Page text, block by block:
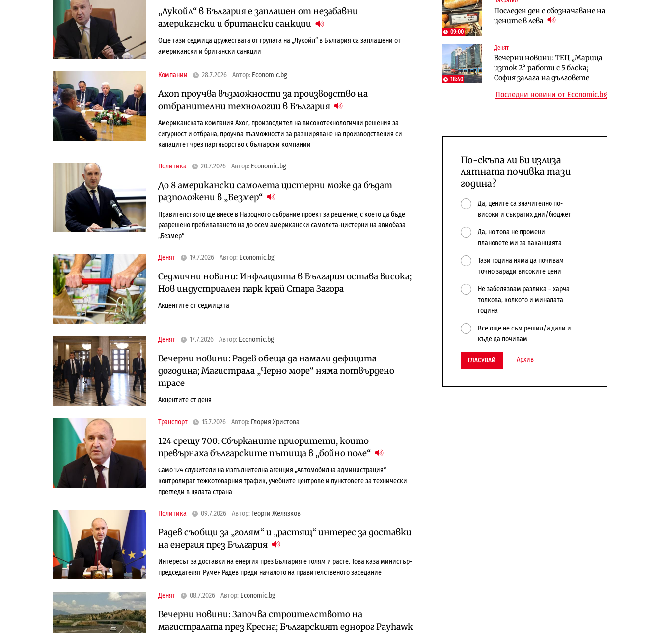
„Лукойл“ в България е заплашен от незабавни
американски и британски санкции
Още тази седмица дружествата от групата на „Лукойл“ в България са заплашени от
американски и британски санкции
Компании 28.7.2026 Автор: Economic.bg
Axon проучва възможности за производство на
отбранителни технологии в България
Американската компания Axon, производител на високотехнологични решения за
сигурност и отбрана, проучва възможности за разширяване на производствения си
капацитет чрез партньорство с български компании
Политика 20.7.2026 Автор: Economic.bg
До 8 американски самолета цистерни може да бъдат
разположени в „Безмер“
Правителството ще внесе в Народното събрание проект за решение, с което да бъде
разрешено пребиваването на до осем американски самолета-цистерни на авиобаза
„Безмер“
Денят 19.7.2026 Автор: Economic.bg
Седмични новини: Инфлацията в България остава висока;
Нов индустриален парк край Стара Загора
Акцентите от седмицата
Денят 17.7.2026 Автор: Economic.bg
Вечерни новини: Радев обеща да намали дефицита
догодина; Магистрала „Черно море“ няма потвърдено
трасе
Акцентите от деня
Транспорт 15.7.2026 Автор: Глория Христова
124 срещу 700: Сбърканите приоритети, които
превърнаха българските пътища в „бойно поле“
Само 124 служители на Изпълнителна агенция „Автомобилна администрация“
контролират тежкотоварния трафик, учебните центрове и пунктовете за технически
прегледи в цялата страна
Политика 09.7.2026 Автор: Георги Желязков
Радев съобщи за „голям“ и „растящ“ интерес за доставки
на енергия през България
Интересът за доставки на енергия през България е голям и расте. Това каза министър-
председателят Румен Радев преди началото на правителственото заседание
Денят 08.7.2026 Автор: Economic.bg
Вечерни новини: Започва строителството на
магистралата през Кресна; Българският еднорог Payhawk
09:00
Последен ден с обозначаване на
цените в лева
18:40
Денят
Вечерни новини: ТЕЦ „Марица
изток 2“ работи с 5 блока;
София залага на дълговете
Енергетика
АЕЦ „Козлодуй“ ще работи
Digi&AI
Трафикът толкова е намалял,
че големи медии обмислят да се
Енергетика
Държавният ТЕЦ „Марица
Компании
„Ендуросат“ ще строи огромен
космически и отбранителен
Последни новини от Economic.bg
По-скъпа ли ви излиза
лятната почивка тази
година?
Да, цените са значително по-
високи и съкратих дни/бюджет
Да, но това не промени
плановете ми за ваканцията
Тази година няма да почивам
точно заради високите цени
Не забелязвам разлика – харча
толкова, колкото и миналата
година
Все още не съм решил/а дали и
къде да почивам
ГЛАСУВАЙ Архив